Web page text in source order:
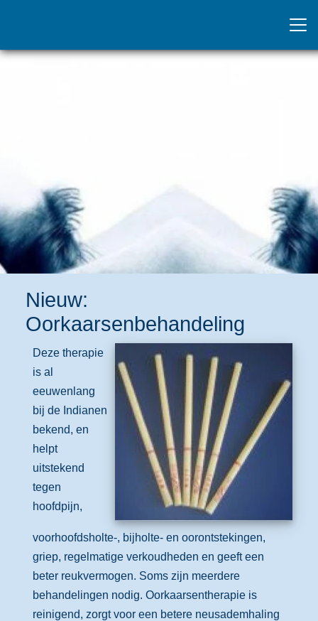
Nieuw:
Oorkaarsenbehandeling
Deze therapie
is al
eeuwenlang
bij de Indianen
bekend, en
helpt
uitstekend
tegen
hoofdpijn,
voorhoofdsholte-, bijholte- en oorontstekingen,
griep, regelmatige verkoudheden en geeft een
beter reukvermogen. Soms zijn meerdere
behandelingen nodig. Oorkaarsentherapie is
reinigend, zorgt voor een betere neusademhaling